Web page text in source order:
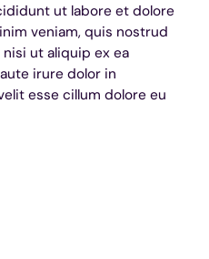
ut labore et dolore
veniam, quis nostrud
ut aliquip ex ea
irure dolor in
esse cillum dolore eu